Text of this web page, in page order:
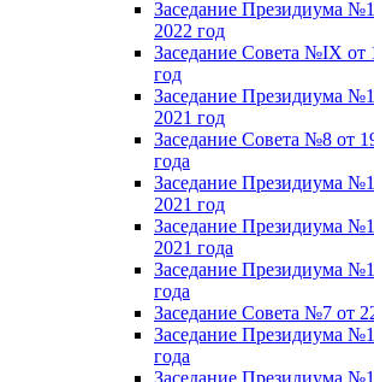
Заседание Президиума
2022 год
Заседание Совета №IX от
год
Заседание Президиума
2021 год
Заседание Совета №8 от
года
Заседание Президиума
2021 год
Заседание Президиума
2021 года
Заседание Президиума
года
Заседание Совета №7 от
Заседание Президиума
года
Заседание Президиума